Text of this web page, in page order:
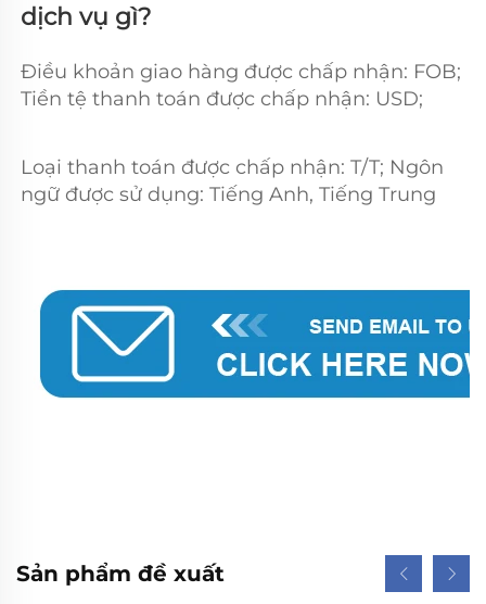
dịch vụ gì?
Tiền tệ thanh toán được chấp nhận: USD;
Loại thanh toán được chấp nhận: T/T; Ngôn
ngữ được sử dụng: Tiếng Anh, Tiếng Trung
Sản phẩm đề xuất